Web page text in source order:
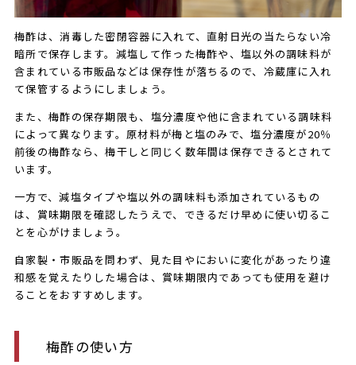
梅酢は、消毒した密閉容器に入れて、直射日光の当たらない冷
暗所で保存します。減塩して作った梅酢や、塩以外の調味料が
含まれている市販品などは保存性が落ちるので、冷蔵庫に入れ
て保管するようにしましょう。
また、梅酢の保存期限も、塩分濃度や他に含まれている調味料
によって異なります。原材料が梅と塩のみで、塩分濃度が20％
前後の梅酢なら、梅干しと同じく数年間は保存できるとされて
います。
一方で、減塩タイプや塩以外の調味料も添加されているもの
は、賞味期限を確認したうえで、できるだけ早めに使い切るこ
とを心がけましょう。
自家製・市販品を問わず、見た目やにおいに変化があったり違
和感を覚えたりした場合は、賞味期限内であっても使用を避け
ることをおすすめします。
梅酢の使い方